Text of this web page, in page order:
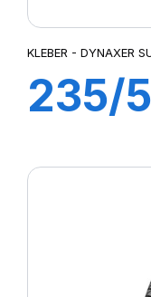
KLEBER - DYNAXER
235/